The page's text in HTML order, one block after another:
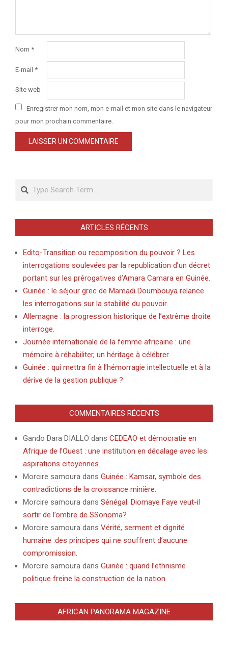
Nom *
E-mail *
Site web
Enregistrer mon nom, mon e-mail et mon site dans le navigateur
pour mon prochain commentaire.
Search
ARTICLES RÉCENTS
Edito-Transition ou recomposition du pouvoir ? Les
interrogations soulevées par la republication d’un décret
portant sur les prérogatives d’Amara Camara en Guinée.
Guinée : le séjour grec de Mamadi Doumbouya relance
les interrogations sur la stabilité du pouvoir.
Allemagne : la progression historique de l’extrême droite
interroge.
Journée internationale de la femme africaine : une
mémoire à réhabiliter, un héritage à célébrer.
Guinée : qui mettra fin à l’hémorragie intellectuelle et à la
dérive de la gestion publique ?
COMMENTAIRES RÉCENTS
Gando Dara DIALLO dans CEDEAO et démocratie en
Afrique de l’Ouest : une institution en décalage avec les
aspirations citoyennes.
Morcire samoura dans Guinée : Kamsar, symbole des
contradictions de la croissance minière.
Morcire samoura dans Sénégal: Diomaye Faye veut-il
sortir de l’ombre de SSonoma?
Morcire samoura dans Vérité, serment et dignité
humaine :des principes qui ne souffrent d’aucune
compromission.
Morcire samoura dans Guinée : quand l’ethnisme
politique freine la construction de la nation.
AFRICAN PANORAMA MAGAZINE